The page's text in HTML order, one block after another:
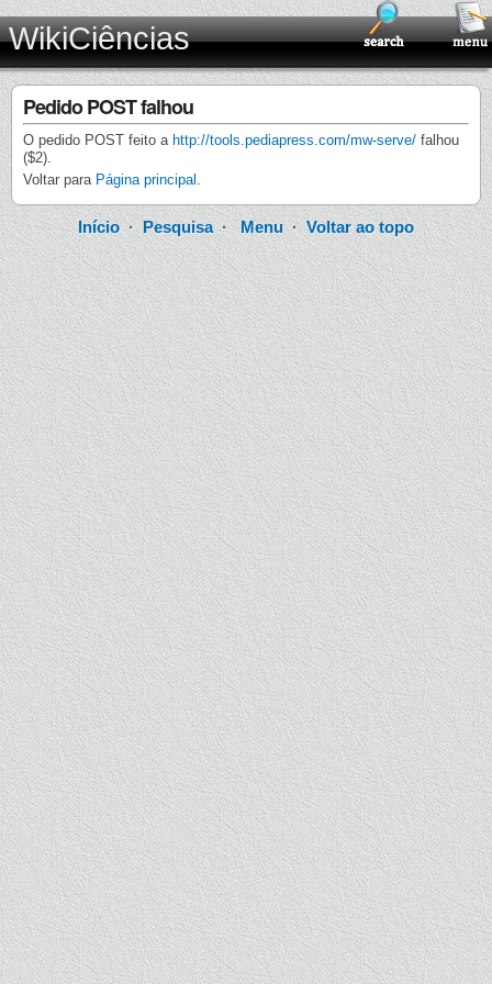
WikiCiências
Pedido POST falhou
O pedido POST feito a http://tools.pediapress.com/mw-serve/ falhou
($2).
Voltar para Página principal .
Início·Pesquisa· Menu· Voltar ao topo